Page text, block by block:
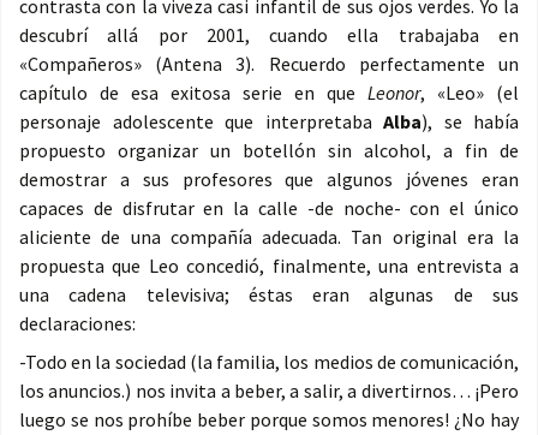
contrasta con la viveza casi infantil de sus ojos verdes. Yo la
descubrí allá por 2001, cuando ella trabajaba en
«Compañeros» (Antena 3). Recuerdo perfectamente un
capítulo de esa exitosa serie en que Leonor, «Leo» (el
personaje adolescente que interpretaba Alba), se había
propuesto organizar un botellón sin alcohol, a fin de
demostrar a sus profesores que algunos jóvenes eran
capaces de disfrutar en la calle -de noche- con el único
aliciente de una compañía adecuada. Tan original era la
propuesta que Leo concedió, finalmente, una entrevista a
una cadena televisiva; éstas eran algunas de sus
declaraciones:
-Todo en la sociedad (la familia, los medios de comunicación,
los anuncios.) nos invita a beber, a salir, a divertirnos… ¡Pero
luego se nos prohíbe beber porque somos menores! ¿No hay